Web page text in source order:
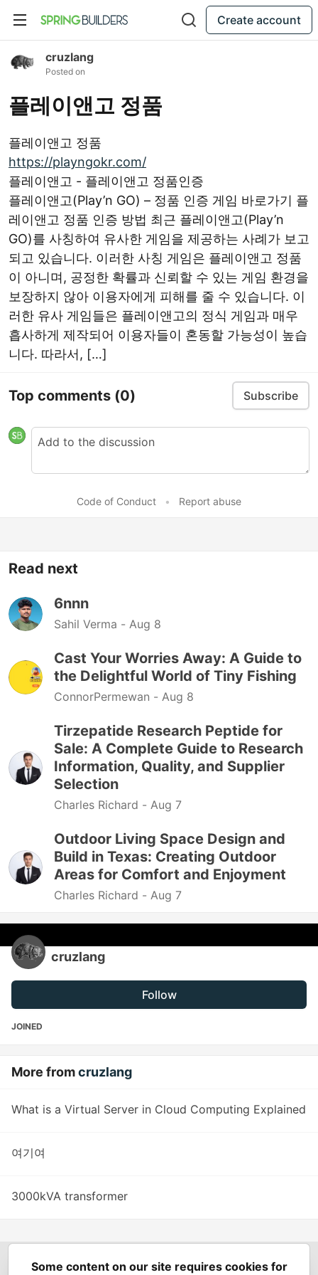
Create account
cruzlang
Posted on
플레이앤고 정품
플레이앤고 정품
https://playngokr.com/
플레이앤고 - 플레이앤고 정품인증
플레이앤고(Play’n GO) – 정품 인증 게임 바로가기 플
레이앤고 정품 인증 방법 최근 플레이앤고(Play’n
GO)를 사칭하여 유사한 게임을 제공하는 사례가 보고
되고 있습니다. 이러한 사칭 게임은 플레이앤고 정품
이 아니며, 공정한 확률과 신뢰할 수 있는 게임 환경을
보장하지 않아 이용자에게 피해를 줄 수 있습니다. 이
러한 유사 게임들은 플레이앤고의 정식 게임과 매우
흡사하게 제작되어 이용자들이 혼동할 가능성이 높습
니다. 따라서, […]
Top comments (0) Subscribe
Code of Conduct • Report abuse
Read next
6nnn
Sahil Verma - Aug 8
Cast Your Worries Away: A Guide to
the Delightful World of Tiny Fishing
ConnorPermewan - Aug 8
Tirzepatide Research Peptide for
Sale: A Complete Guide to Research
Information, Quality, and Supplier
Selection
Charles Richard - Aug 7
Outdoor Living Space Design and
Build in Texas: Creating Outdoor
Areas for Comfort and Enjoyment
Charles Richard - Aug 7
cruzlang
Follow
JOINED
More fromcruzlang
What is a Virtual Server in Cloud Computing Explained
여기여
3000kVA transformer
Spring Builders—
Some content on our site requires cookies for